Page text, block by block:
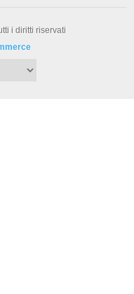
i diritti riservati